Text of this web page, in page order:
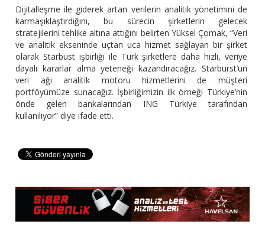
Dijitalleşme ile giderek artan verilerin analitik yönetimini de
karmaşıklaştırdığını, bu sürecin şirketlerin gelecek
stratejilerini tehlike altına attığını belirten Yüksel Çomak, “Veri
ve analitik ekseninde uçtan uca hizmet sağlayan bir şirket
olarak Starbust işbirliği ile Türk şirketlere daha hızlı, veriye
dayalı kararlar alma yeteneği kazandıracağız. Starburst’un
veri ağı analitik motoru hizmetlerini de müşteri
portföyümüze sunacağız. İşbirliğimizin ilk örneği Türkiye’nin
önde gelen bankalarından ING Türkiye tarafından
kullanılıyor” diye ifade etti.